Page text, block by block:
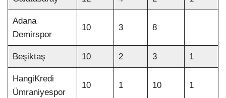
Adana
Demirspor
10 3 8
Beşiktaş 10 2 3 1
HangiKredi
Ümraniyespor
10 1 10 1